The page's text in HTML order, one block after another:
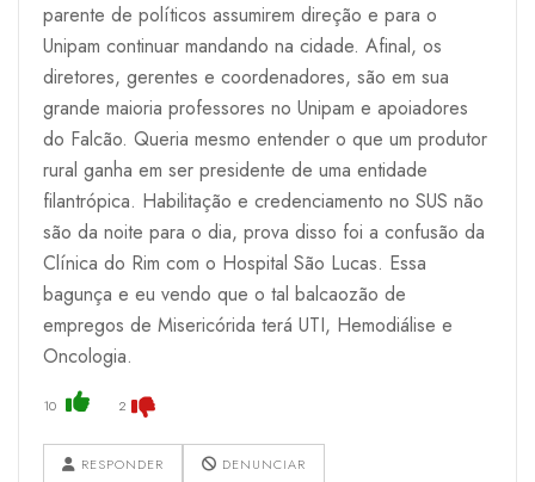
parente de políticos assumirem direção e para o
Unipam continuar mandando na cidade. Afinal, os
diretores, gerentes e coordenadores, são em sua
grande maioria professores no Unipam e apoiadores
do Falcão. Queria mesmo entender o que um produtor
rural ganha em ser presidente de uma entidade
filantrópica. Habilitação e credenciamento no SUS não
são da noite para o dia, prova disso foi a confusão da
Clínica do Rim com o Hospital São Lucas. Essa
bagunça e eu vendo que o tal balcaozão de
empregos de Misericórida terá UTI, Hemodiálise e
Oncologia.
10 2
RESPONDER DENUNCIAR